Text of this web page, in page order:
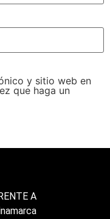
y sitio web en
que haga un
A